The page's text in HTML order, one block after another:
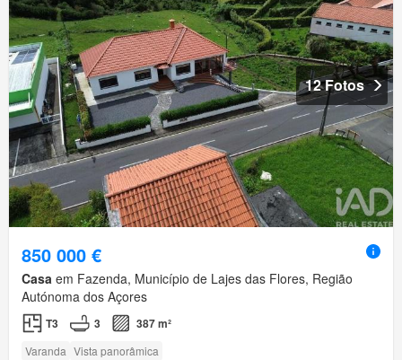
12 Fotos
850 000 €
Casa em Fazenda, Município de Lajes das Flores, Região
Autónoma dos Açores
T3 3 387 m²
Varanda Vista panorâmica